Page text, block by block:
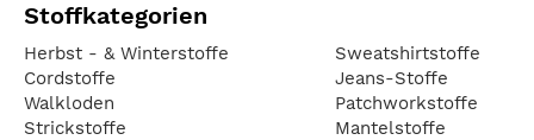
Stoffkategorien
Herbst - & Winterstoffe
Cordstoffe
Walkloden
Strickstoffe
Sweatshirtstoffe
Jeans-Stoffe
Patchworkstoffe
Mantelstoffe